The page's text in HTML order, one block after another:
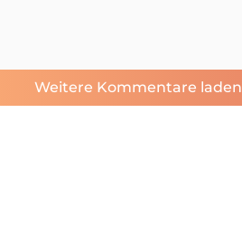
Weitere Kommentare laden